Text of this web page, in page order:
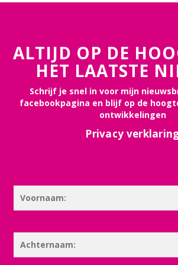
ALTIJD OP DE
HET LAATSTE
Schrijf je snel in voor mijn
facebookpagina en blijf op de
ontwikkelingen
Privacy